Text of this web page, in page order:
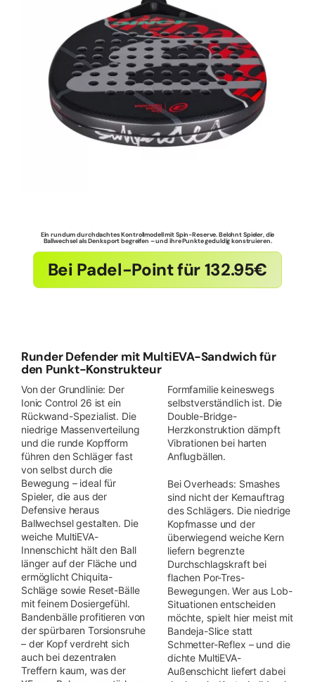
Ein rundum durchdachtes Kontrollmodell mit Spin-Reserve. Belohnt Spieler, die
Ballwechsel als Denksport begreifen – und ihre Punkte geduldig konstruieren.
Bei Padel-Point für 132.95€
Runder Defender mit MultiEVA-Sandwich für
den Punkt-Konstrukteur
Von der Grundlinie: Der
Ionic Control 26 ist ein
Rückwand-Spezialist. Die
niedrige Massenverteilung
und die runde Kopfform
führen den Schläger fast
von selbst durch die
Bewegung – ideal für
Spieler, die aus der
Defensive heraus
Ballwechsel gestalten. Die
weiche MultiEVA-
Innenschicht hält den Ball
länger auf der Fläche und
ermöglicht Chiquita-
Schläge sowie Reset-Bälle
mit feinem Dosiergefühl.
Bandenbälle profitieren von
der spürbaren Torsionsruhe
– der Kopf verdreht sich
auch bei dezentralen
Treffern kaum, was der
Formfamilie keineswegs
selbstverständlich ist. Die
Double-Bridge-
Herzkonstruktion dämpft
Vibrationen bei harten
Anflugbällen.
Bei Overheads: Smashes
sind nicht der Kernauftrag
des Schlägers. Die niedrige
Kopfmasse und der
überwiegend weiche Kern
liefern begrenzte
Durchschlagskraft bei
flachen Por-Tres-
Bewegungen. Wer aus Lob-
Situationen entscheiden
möchte, spielt hier meist mit
Bandeja-Slice statt
Schmetter-Reflex – und die
dichte MultiEVA-
Außenschicht liefert dabei